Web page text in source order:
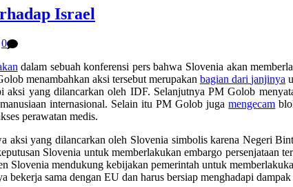
Israel
0
dalam sebuah konferensi pers bahwa Slovenia akan
menambahkan aksi tersebut merupakan bagian dari janjinya
aksi yang dilancarkanoleh IDF. Selanjutnya PMGolob
internasional. Selain itu PMGolob jugamengecam
perawatan medis.
aksi yang dilancarkanoleh Slovenia simbolis karena Negeri
Slovenia untuk memberlakukan embargo persenjataan
Slovenia mendukung kebijakan pemerintah untuk
bekerja sama dengan EU dan harus bersiap menghadapi dampak